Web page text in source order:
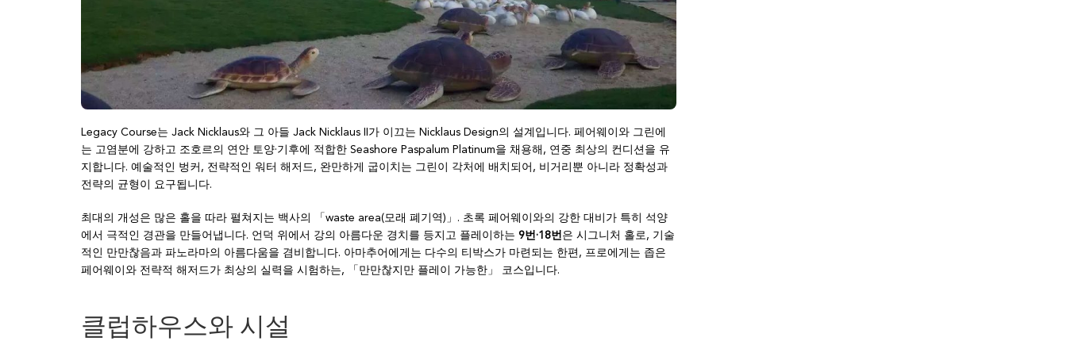
Legacy Course는 Jack Nicklaus와 그 아들 Jack Nicklaus II가 이끄는 Nicklaus Design의 설계입니다. 페어웨이와 그린에
는 고염분에 강하고 조호르의 연안 토양·기후에 적합한 Seashore Paspalum Platinum을 채용해, 연중 최상의 컨디션을 유
지합니다. 예술적인 벙커, 전략적인 워터 해저드, 완만하게 굽이치는 그린이 각처에 배치되어, 비거리뿐 아니라 정확성과
전략의 균형이 요구됩니다.
최대의 개성은 많은 홀을 따라 펼쳐지는 백사의 「waste area(모래 폐기역)」. 초록 페어웨이와의 강한 대비가 특히 석양
에서 극적인 경관을 만들어냅니다. 언덕 위에서 강의 아름다운 경치를 등지고 플레이하는 9번·18번은 시그니처 홀로, 기술
적인 만만찮음과 파노라마의 아름다움을 겸비합니다. 아마추어에게는 다수의 티박스가 마련되는 한편, 프로에게는 좁은
페어웨이와 전략적 해저드가 최상의 실력을 시험하는, 「만만찮지만 플레이 가능한」 코스입니다.
클럽하우스와 시설